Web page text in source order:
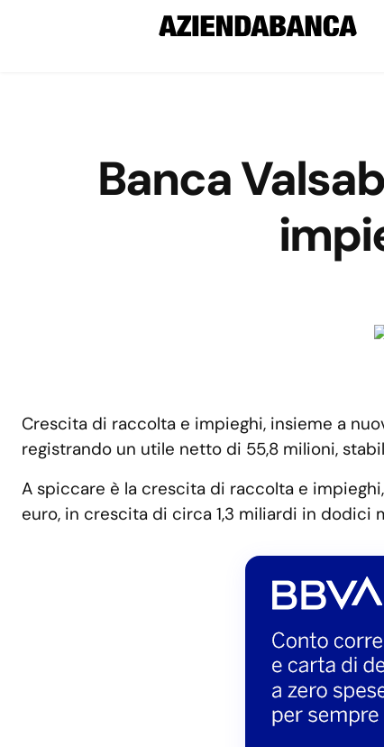
Banca
Crescita di raccolta e impieghi, insieme a
registrando un utile netto di 55,8 milioni,
A spiccare è la crescita di raccolta e
euro, in crescita di circa 1,3 miliardi in dodici